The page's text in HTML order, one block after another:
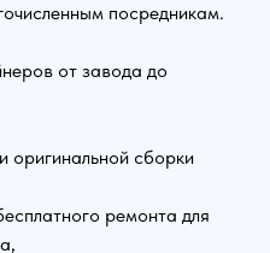
посредникам.
от завода до
оригинальной сборки
ремонта для